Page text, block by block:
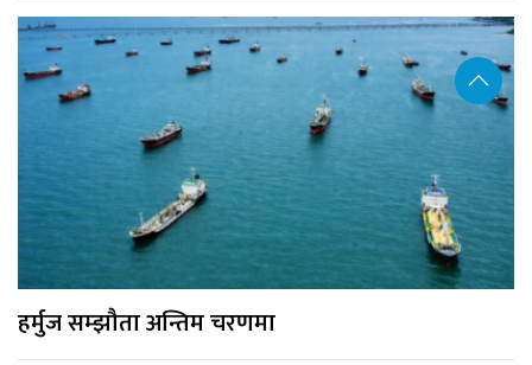
हर्मुज सम्झौता अन्तिम चरणमा